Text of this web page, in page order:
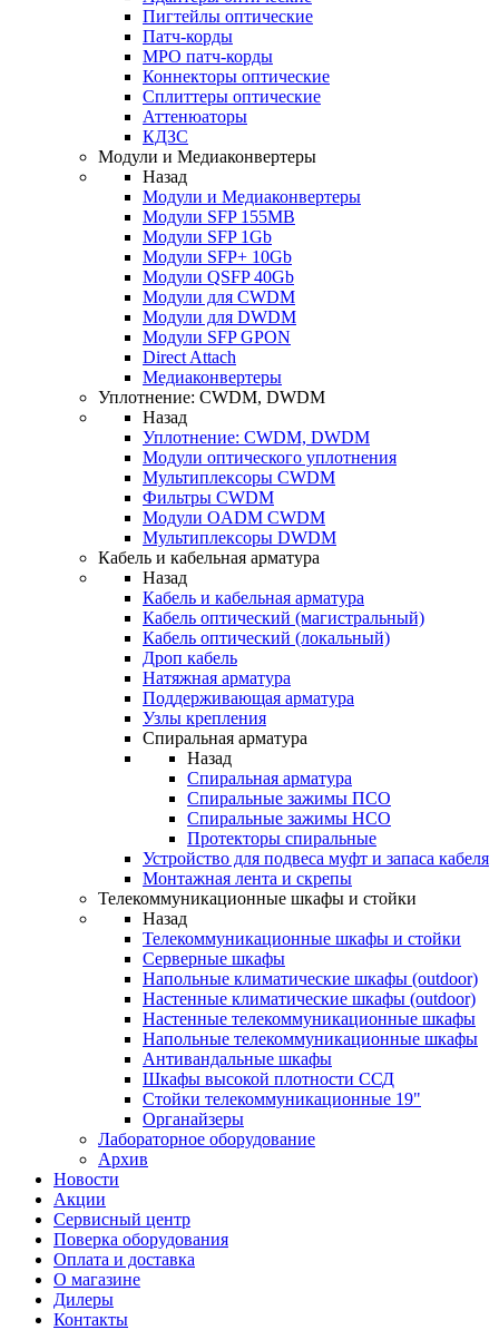
Пигтейлы оптические
Патч-корды
MPO патч-корды
Коннекторы оптические
Сплиттеры оптические
Аттенюаторы
КДЗС
Модули и Медиаконвертеры
Назад
Модули и Медиаконвертеры
Модули SFP 155MB
Модули SFP 1Gb
Модули SFP+ 10Gb
Модули QSFP 40Gb
Модули для CWDM
Модули для DWDM
Модули SFP GPON
Direct Attach
Медиаконвертеры
Уплотнение: CWDM, DWDM
Назад
Уплотнение: CWDM, DWDM
Модули оптического уплотнения
Мультиплексоры CWDM
Фильтры CWDM
Модули OADM CWDM
Мультиплексоры DWDM
Кабель и кабельная арматура
Назад
Кабель и кабельная арматура
Кабель оптический (магистральный)
Кабель оптический (локальный)
Дроп кабель
Натяжная арматура
Поддерживающая арматура
Узлы крепления
Спиральная арматура
Назад
Спиральная арматура
Спиральные зажимы ПСО
Спиральные зажимы НСО
Протекторы спиральные
Устройство для подвеса муфт и запаса кабеля
Монтажная лента и скрепы
Телекоммуникационные шкафы и стойки
Назад
Телекоммуникационные шкафы и стойки
Серверные шкафы
Напольные климатические шкафы (outdoor)
Настенные климатические шкафы (outdoor)
Настенные телекоммуникационные шкафы
Напольные телекоммуникационные шкафы
Антивандальные шкафы
Шкафы высокой плотности ССД
Стойки телекоммуникационные 19"
Органайзеры
Лабораторное оборудование
Архив
Новости
Акции
Сервисный центр
Поверка оборудования
Оплата и доставка
О магазине
Дилеры
Контакты